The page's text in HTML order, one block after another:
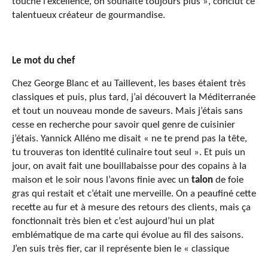
talentueux créateur de gourmandise.
Le mot du chef
Chez George Blanc et au Taillevent, les bases étaient très
classiques et puis, plus tard, j’ai découvert la Méditerranée
et tout un nouveau monde de saveurs. Mais j’étais sans
cesse en recherche pour savoir quel genre de cuisinier
j’étais. Yannick Alléno me disait « ne te prend pas la tête,
tu trouveras ton identité culinaire tout seul ». Et puis un
jour, on avait fait une bouillabaisse pour des copains à la
maison et le soir nous l’avons finie avec un talon de foie
gras qui restait et c’était une merveille. On a peaufiné cette
recette au fur et à mesure des retours des clients, mais ça
fonctionnait très bien et c’est aujourd’hui un plat
emblématique de ma carte qui évolue au fil des saisons.
J’en suis très fier, car il représente bien le « classique